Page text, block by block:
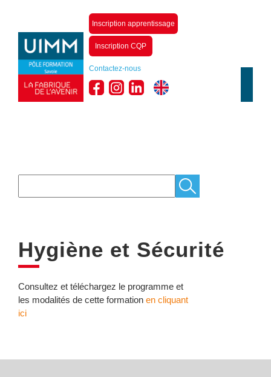
Inscription apprentissage
Inscription CQP
Contactez-nous
Hygiène et Sécurité
Consultez et téléchargez le programme et
les modalités de cette formation en cliquant
ici